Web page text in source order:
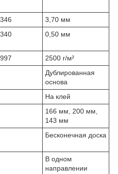
3,70 мм
0,50 мм
2500 г/м²
Дублированная
основа
На клей
166 мм, 200 мм,
143 мм
Бесконечная доска
В одном
направлении